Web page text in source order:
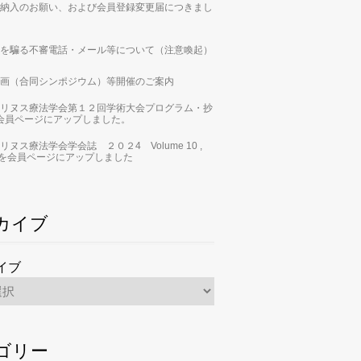
入のお願い、および会員登録変更届につきまし
騙る不審電話・メール等について（注意喚起）
（合同シンポジウム）等開催のご案内
ヌス療法学会第１２回学術大会プログラム・抄
員ページにアップしました。
ヌス療法学会学会誌 ２０２4 Volume 10 ,
会員ページにアップしました
イブ
ブ
リー